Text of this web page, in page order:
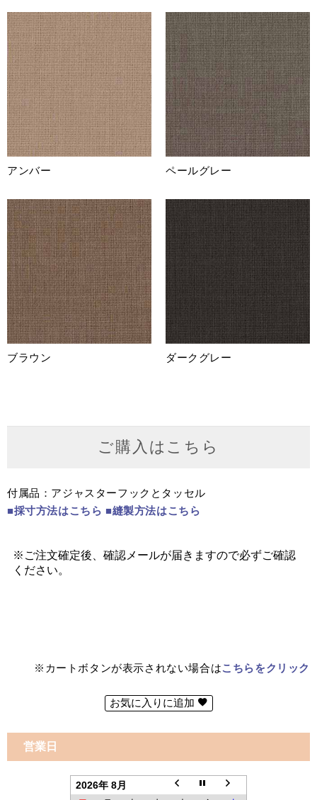
アンバー ペールグレー
ブラウン ダークグレー
ご購入はこちら
付属品：アジャスターフックとタッセル
■採寸方法はこちら ■縫製方法はこちら
※カートボタンが表示されない場合はこちらをクリック
お気に入りに追加
営業日
2026年 8月